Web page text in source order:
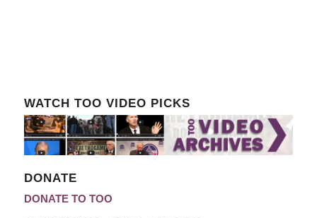
WATCH TOO VIDEO PICKS
DONATE
DONATE TO TOO